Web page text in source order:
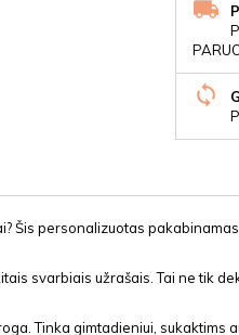
Šis personalizuotas
svarbiais užrašais. Tai ne tik
Tinka gimtadieniui, sukaktims